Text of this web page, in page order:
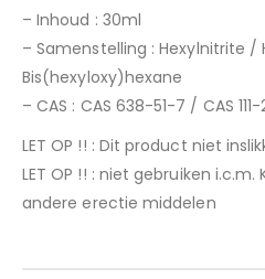
– Inhoud : 30ml
– Samenstelling : Hexylnitrite /
Bis(hexyloxy)hexane
– CAS : CAS 638-51-7 / CAS
LET OP !! : Dit product niet
LET OP !! : niet gebruiken
andere erectie middelen